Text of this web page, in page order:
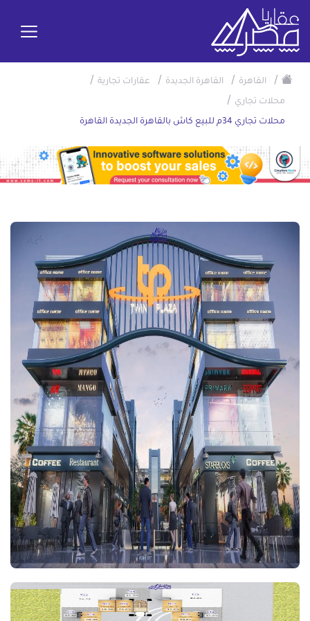
/ القاهرة / القاهرة الجديدة / عقارات تجارية /
محلات تجاري /
محلات تجاري 34م للبيع كاش بالقاهرة الجديدة القاهرة